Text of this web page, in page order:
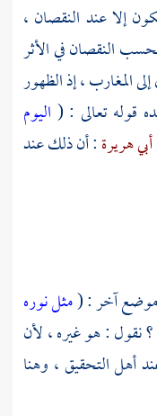
إلا عند النقصان ،
النقصان في الأثر
المغارب ، إذ الظهور
قوله تعالى : ( اليوم
أبي هريرة: أن ذلك عند
آخر : (مثل نوره
؟ نقول : هو غيره ، لأن
أهل التحقيق ، وهنا